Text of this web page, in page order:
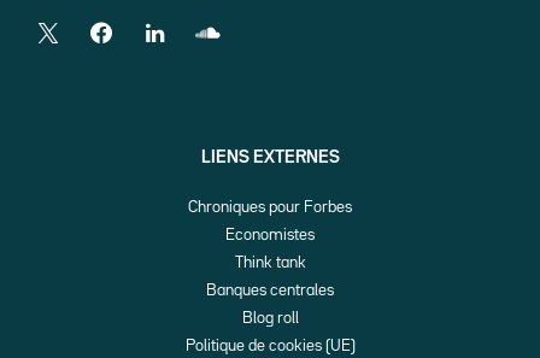
LIENS EXTERNES
Chroniques pour Forbes
Economistes
Think tank
Banques centrales
Blog roll
Politique de cookies (UE)